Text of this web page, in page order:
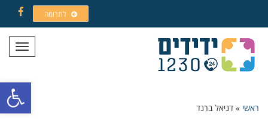
פתח
לתרומה
תפריט
ראשי » דניאל ברנד